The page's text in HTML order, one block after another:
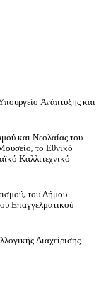
Ανάπτυξης και
και Νεολαίας του
το Εθνικό
Καλλιτεχνικό
του Δήμου
Επαγγελματικού
Διαχείρισης